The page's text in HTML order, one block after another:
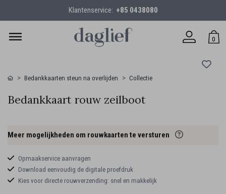
Klantenservice: +85 0438080
0
Bedankkaarten steun na overlijden Collectie
Bedankkaart rouw zeilboot
Meer mogelijkheden om rouwkaarten te versturen
Opmaakservice aanvragen
Download eenvoudig de digitale proefdruk
Kies voor directe rouwverzending: snel en makkelijk